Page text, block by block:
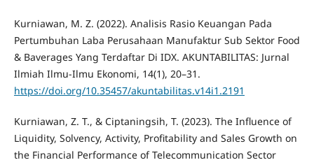
Kurniawan, M. Z. (2022). Analisis Rasio Keuangan Pada
Pertumbuhan Laba Perusahaan Manufaktur Sub Sektor Food
& Baverages Yang Terdaftar Di IDX. AKUNTABILITAS: Jurnal
Ilmiah Ilmu-Ilmu Ekonomi, 14(1), 20–31.
https://doi.org/10.35457/akuntabilitas.v14i1.2191
Kurniawan, Z. T., & Ciptaningsih, T. (2023). The Influence of
Liquidity, Solvency, Activity, Profitability and Sales Growth on
the Financial Performance of Telecommunication Sector